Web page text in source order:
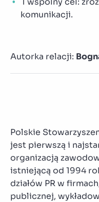
komunikacji.
Autorka relacji:
Polskie
jest pierwszą i
organizacją
istniejącą od 1994
działów PR w
publicznej,